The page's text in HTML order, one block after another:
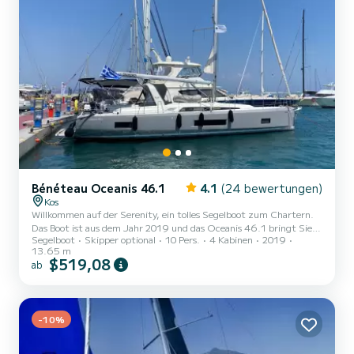
Bénéteau Oceanis 46.1 4.1 (24 bewertungen)
Kos
Willkommen auf der Serenity, ein tolles Segelboot zum Chartern.
Das Boot ist aus dem Jahr 2019 und das Oceanis 46.1 bringt Sie
zu den schönsten Ankerplätzen um Kos. Das Boot hat 4 Kabinen
mit allem Komfort und eine Kapazität von 10 Personen. Mit einer
Gesamtlänge von 14 Metern wird es Ihr perfekter Begleiter sein,
Toiletten mit Dusche Dieses Boot ist mit einem Rollgroßs...
Segelboot Skipper optional 10 Pers. 4 Kabinen
2019
13.65 m
ab $519,08
-10%